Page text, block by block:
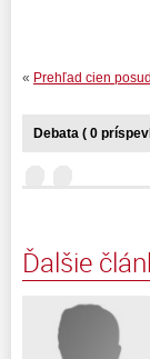
« Prehľad cien
Debata ( 0
Ďalšie